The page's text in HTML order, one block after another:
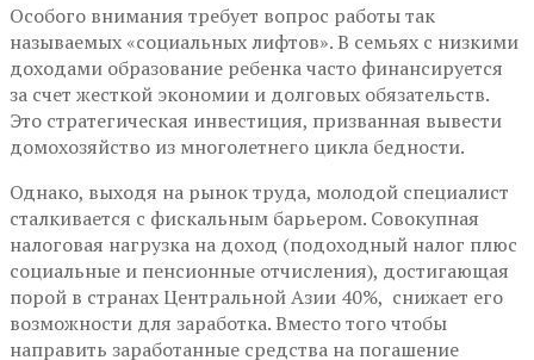
Особого внимания требует вопрос работы так
называемых «социальных лифтов». В семьях с низкими
доходами образование ребенка часто финансируется
за счет жесткой экономии и долговых обязательств.
Это стратегическая инвестиция, призванная вывести
домохозяйство из многолетнего цикла бедности.
Однако, выходя на рынок труда, молодой специалист
сталкивается с фискальным барьером. Совокупная
налоговая нагрузка на доход (подоходный налог плюс
социальные и пенсионные отчисления), достигающая
порой в странах Центральной Азии 40%, снижает его
возможности для заработка. Вместо того чтобы
направить заработанные средства на погашение